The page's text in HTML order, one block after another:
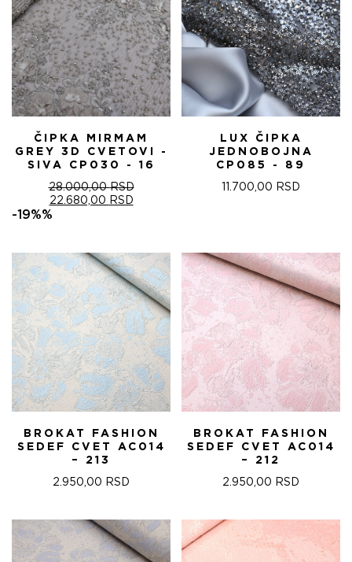
ČIPKA MIRMAM
GREY 3D CVETOVI -
SIVA CP030 - 16
28.000,00RSD
ОРИГИНАЛНА
ЦЕНА
28.000,00 RSD.
22.680,00 RSDТРЕНУТНА
-19%%
LUX ČIPKA
JEDNOBOJNA
CP085 - 89
11.700,00 RSD
BROKAT FASHION
SEDEF CVET AC014
– 213
2.950,00 RSD
BROKAT FASHION
SEDEF CVET AC014
– 212
2.950,00 RSD